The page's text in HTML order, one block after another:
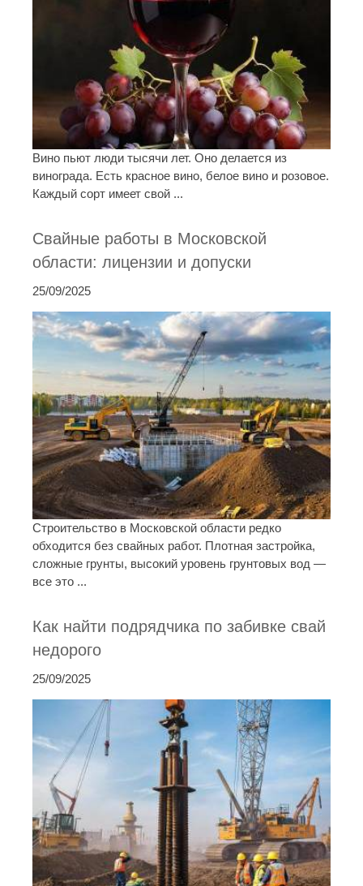
Вино пьют люди тысячи лет. Оно делается из
винограда. Есть красное вино, белое вино и розовое.
Каждый сорт имеет свой ...
Свайные работы в Московской
области: лицензии и допуски
25/09/2025
Строительство в Московской области редко
обходится без свайных работ. Плотная застройка,
сложные грунты, высокий уровень грунтовых вод —
все это ...
Как найти подрядчика по забивке свай
недорого
25/09/2025